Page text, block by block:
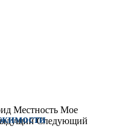
Местность Мое
Следующий